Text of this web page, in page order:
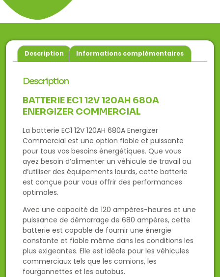
Description Informations complémentaires
Description
BATTERIE EC1 12V 120AH 680A
ENERGIZER COMMERCIAL
La batterie EC1 12V 120AH 680A Energizer
Commercial est une option fiable et puissante
pour tous vos besoins énergétiques. Que vous
ayez besoin d’alimenter un véhicule de travail ou
d’utiliser des équipements lourds, cette batterie
est conçue pour vous offrir des performances
optimales.
Avec une capacité de 120 ampères-heures et une
puissance de démarrage de 680 ampères, cette
batterie est capable de fournir une énergie
constante et fiable même dans les conditions les
plus exigeantes. Elle est idéale pour les véhicules
commerciaux tels que les camions, les
fourgonnettes et les autobus.